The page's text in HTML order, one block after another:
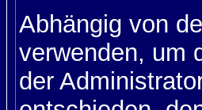
Abhängig von
verwenden, um
der